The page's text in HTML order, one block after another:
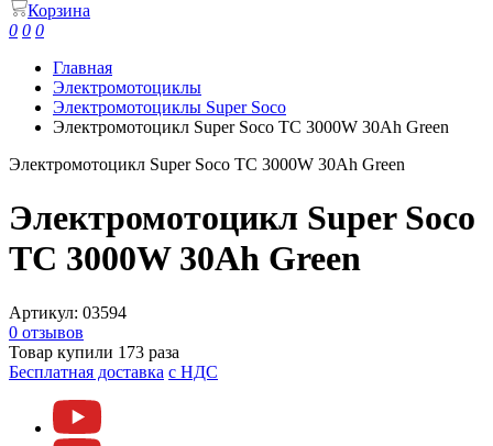
Корзина
0 0 0
Главная
Электромотоциклы
Электромотоциклы Super Soco
Электромотоцикл Super Soco TC 3000W 30Ah Green
Электромотоцикл Super Soco TC 3000W 30Ah Green
Электромотоцикл Super Soco
TC 3000W 30Ah Green
Артикул: 03594
0 отзывов
Товар купили 173 раза
Бесплатная доставка c НДС